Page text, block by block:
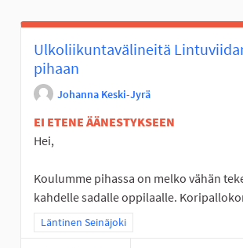
Ulkoliikuntavälineitä
pihaan
Johanna Keski-Jyrä
EI ETENE ÄÄNESTYKSEEN
Hei,
Koulumme pihassa on melko vähän
kahdelle sadalle oppilaalle.
Rajaa tulokset teeman mukaan: Läntinen
Läntinen Seinäjoki